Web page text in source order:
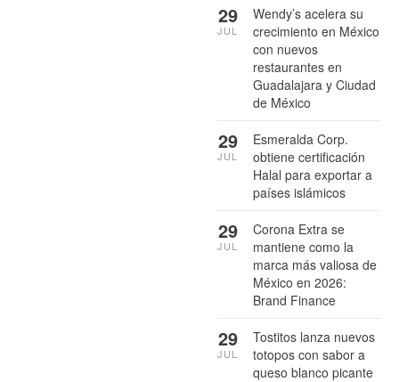
Wendy’s acelera su
crecimiento en México
con nuevos
restaurantes en
Guadalajara y Ciudad
de México
29
JUL
Esmeralda Corp.
obtiene certificación
Halal para exportar a
países islámicos
29
JUL
Corona Extra se
mantiene como la
marca más valiosa de
México en 2026:
Brand Finance
29
JUL
Tostitos lanza nuevos
totopos con sabor a
queso blanco picante
29
JUL